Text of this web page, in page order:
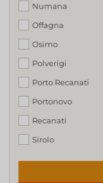
Numana
Offagna
Osimo
Polverigi
Porto Recanati
Portonovo
Recanati
Sirolo